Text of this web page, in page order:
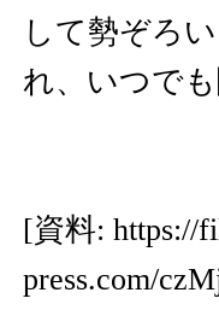
して勢ぞろ
れ、いつでも
[資料: https://
press.com/